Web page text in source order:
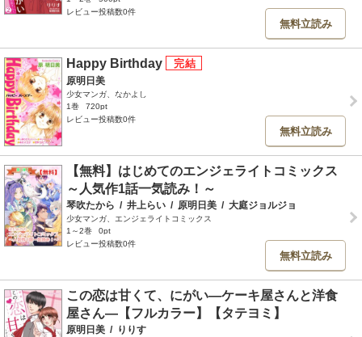
レビュー投稿数0件
無料立読み
Happy Birthday
原明日美
少女マンガ、なかよし
1巻
720pt
レビュー投稿数0件
無料立読み
【無料】はじめてのエンジェライトコミックス
～人気作1話一気読み！～
琴吹たから / 井上らい / 原明日美 / 大庭ジョルジョ
少女マンガ、エンジェライトコミックス
1～2巻
0pt
レビュー投稿数0件
無料立読み
この恋は甘くて、にがい―ケーキ屋さんと洋食
屋さん―【フルカラー】【タテヨミ】
原明日美 / りりす